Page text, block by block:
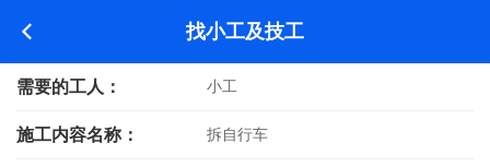
找小工及技工
需要的工人： 小工
施工内容名称： 拆自行车